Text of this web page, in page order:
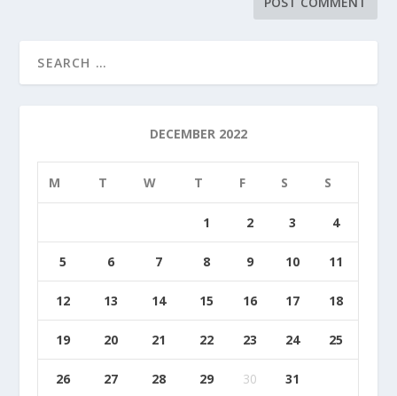
DECEMBER 2022
M T W T F S S
1 2 3 4
5 6 7 8 9 10 11
12 13 14 15 16 17 18
19 20 21 22 23 24 25
26 27 28 29 30 31